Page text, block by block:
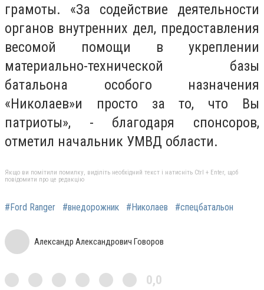
грамоты. «За содействие деятельности
органов внутренних дел, предоставления
весомой помощи в укреплении
материально-технической базы
батальона особого назначения
«Николаев»и просто за то, что Вы
патриоты», - благодаря спонсоров,
отметил начальник УМВД области.
Якщо ви помітили помилку, виділіть необхідний текст і натисніть Ctrl + Enter, щоб
повідомити про це редакцію
#Ford Ranger #внедорожник #Николаев #спецбатальон
Александр Александрович Говоров
0,0